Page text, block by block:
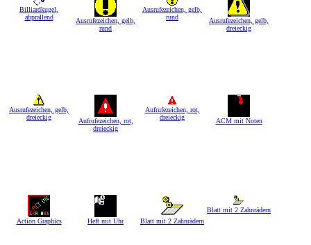
Billiardkugel,
abprallend
Ausrufezeichen, gelb,
rund
Ausrufezeichen, gelb,
rund
Ausrufezeichen, gelb,
dreieckig
Ausrufezeichen, gelb,
dreieckig
Aufrufezeichen, rot,
dreieckig
Aufrufezeichen, rot,
dreieckig
ACM mit Noten
Action Graphics Heft mit Uhr Blatt mit 2 Zahnrädern
Blatt mit 2 Zahnrädern